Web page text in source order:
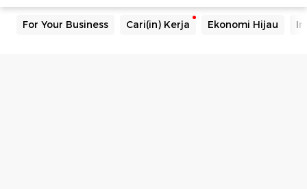
For Your Business Cari(in) Kerja Ekonomi Hijau